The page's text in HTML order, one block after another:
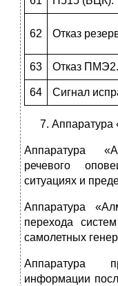
62 Отказ
63 Отказ ПМЭ2.
64 Сигнал
Аппаратура
Аппаратура
речевого
ситуациях и
Аппаратура
перехода
самолетных
Аппаратура
информации